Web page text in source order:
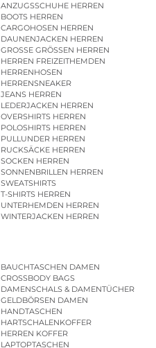
ANZUGSSCHUHE HERREN
BOOTS HERREN
CARGOHOSEN HERREN
DAUNENJACKEN HERREN
GROSSE GRÖSSEN HERREN
HERREN FREIZEITHEMDEN
HERRENHOSEN
HERRENSNEAKER
JEANS HERREN
LEDERJACKEN HERREN
OVERSHIRTS HERREN
POLOSHIRTS HERREN
PULLUNDER HERREN
RUCKSÄCKE HERREN
SOCKEN HERREN
SONNENBRILLEN HERREN
SWEATSHIRTS
T-SHIRTS HERREN
UNTERHEMDEN HERREN
WINTERJACKEN HERREN
BAUCHTASCHEN DAMEN
CROSSBODY BAGS
DAMENSCHALS & DAMENTÜCHER
GELDBÖRSEN DAMEN
HANDTASCHEN
HARTSCHALENKOFFER
HERREN KOFFER
LAPTOPTASCHEN